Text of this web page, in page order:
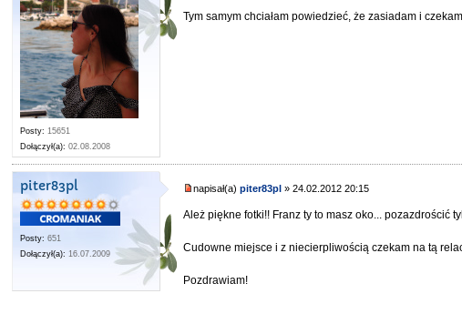
Posty: 15651
Dołączył(a): 02.08.2008
Tym samym chciałam powiedzieć, że zasiadam i
piter83pl
Posty: 651
Dołączył(a): 16.07.2009
napisał(a)piter83pl » 24.02.2012 20:15
Ależ piękne fotki!! Franz ty to masz oko... pozazdrościć
Cudowne miejsce i z niecierpliwością czekam na tą
Pozdrawiam!